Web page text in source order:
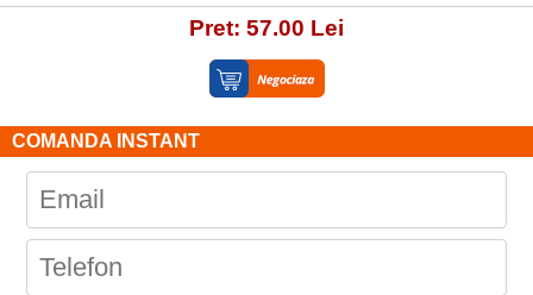
Pret: 57.00 Lei
COMANDA INSTANT